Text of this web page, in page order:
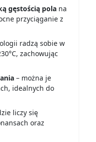
gęstością pola na
przyciąganie z
radzą sobie w
zachowując
– można je
idealnych do
liczy się
oraz